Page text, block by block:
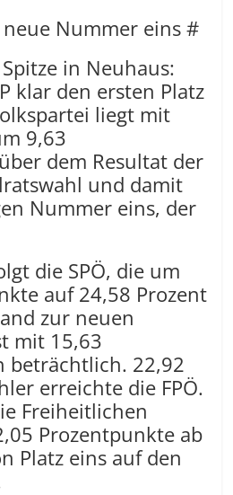
neue Nummer eins #
in Neuhaus:
klar den ersten Platz
liegt mit
9,63
dem Resultat der
und damit
Nummer eins, der
die SPÖ, die um
auf 24,58 Prozent
zur neuen
mit 15,63
beträchtlich. 22,92
erreichte die FPÖ.
Freiheitlichen
Prozentpunkte ab
Platz eins auf den